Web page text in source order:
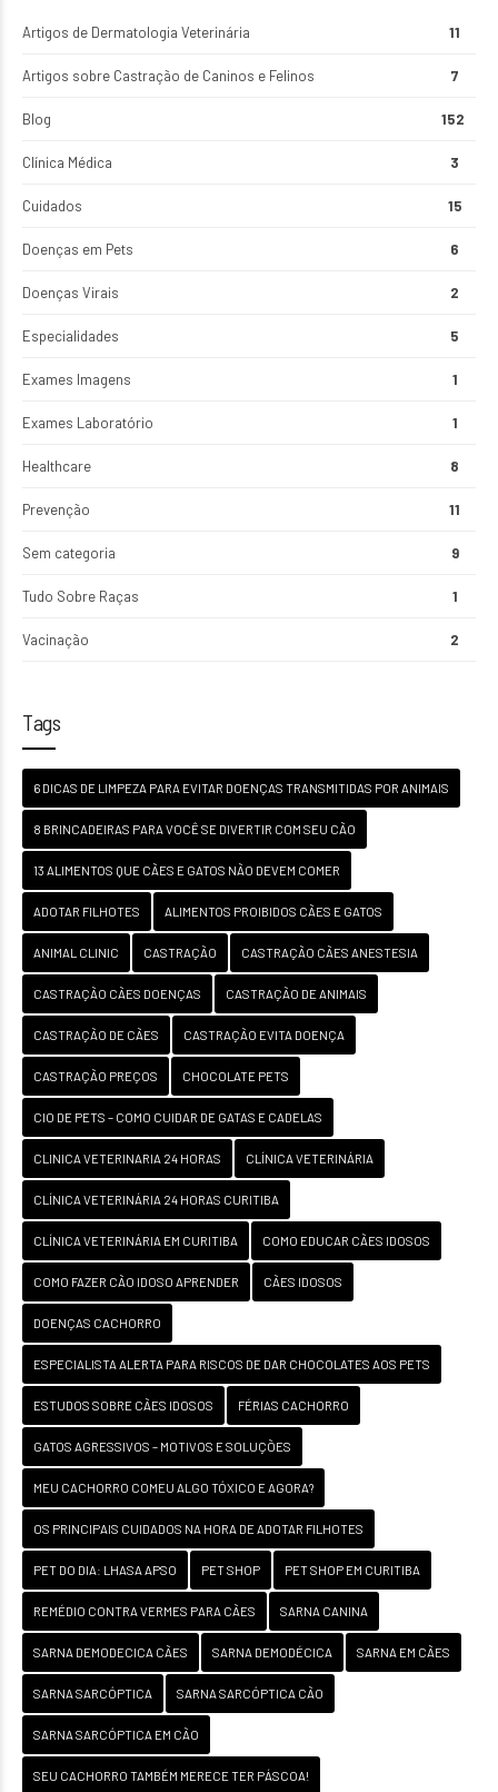
Artigos de Dermatologia Veterinária 11
Artigos sobre Castração de Caninos e Felinos 7
Blog 152
Clínica Médica 3
Cuidados 15
Doenças em Pets 6
Doenças Virais 2
Especialidades 5
Exames Imagens 1
Exames Laboratório 1
Healthcare 8
Prevenção 11
Sem categoria 9
Tudo Sobre Raças 1
Vacinação 2
Tags
6 DICAS DE LIMPEZA PARA EVITAR DOENÇAS TRANSMITIDAS POR ANIMAIS
8 BRINCADEIRAS PARA VOCÊ SE DIVERTIR COM SEU CÃO
13 ALIMENTOS QUE CÃES E GATOS NÃO DEVEM COMER
ADOTAR FILHOTES ALIMENTOS PROIBIDOS CÃES E GATOS
ANIMAL CLINIC CASTRAÇÃO CASTRAÇÃO CÃES ANESTESIA
CASTRAÇÃO CÃES DOENÇAS CASTRAÇÃO DE ANIMAIS
CASTRAÇÃO DE CÃES CASTRAÇÃO EVITA DOENÇA
CASTRAÇÃO PREÇOS CHOCOLATE PETS
CIO DE PETS – COMO CUIDAR DE GATAS E CADELAS
CLINICA VETERINARIA 24 HORAS CLÍNICA VETERINÁRIA
CLÍNICA VETERINÁRIA 24 HORAS CURITIBA
CLÍNICA VETERINÁRIA EM CURITIBA COMO EDUCAR CÃES IDOSOS
COMO FAZER CÃO IDOSO APRENDER CÃES IDOSOS
DOENÇAS CACHORRO
ESPECIALISTA ALERTA PARA RISCOS DE DAR CHOCOLATES AOS PETS
ESTUDOS SOBRE CÃES IDOSOS FÉRIAS CACHORRO
GATOS AGRESSIVOS – MOTIVOS E SOLUÇÕES
MEU CACHORRO COMEU ALGO TÓXICO E AGORA?
OS PRINCIPAIS CUIDADOS NA HORA DE ADOTAR FILHOTES
PET DO DIA: LHASA APSO PET SHOP PET SHOP EM CURITIBA
REMÉDIO CONTRA VERMES PARA CÃES SARNA CANINA
SARNA DEMODECICA CÃES SARNA DEMODÉCICA SARNA EM CÃES
SARNA SARCÓPTICA SARNA SARCÓPTICA CÃO
SARNA SARCÓPTICA EM CÃO
SEU CACHORRO TAMBÉM MERECE TER PÁSCOA!